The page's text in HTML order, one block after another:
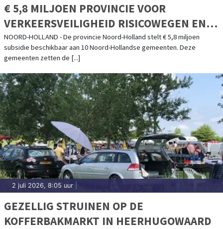
€ 5,8 MILJOEN PROVINCIE VOOR
VERKEERSVEILIGHEID RISICOWEGEN EN
AANLEG DOORFIETSROUTES
NOORD-HOLLAND - De provincie Noord-Holland stelt € 5,8 miljoen
subsidie beschikbaar aan 10 Noord-Hollandse gemeenten. Deze
gemeenten zetten de [...]
2 juli 2026, 8:05 uur
GEZELLIG STRUINEN OP DE
KOFFERBAKMARKT IN HEERHUGOWAARD